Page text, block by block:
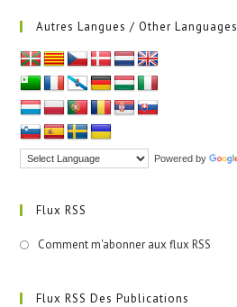
Autres Langues / Other Languages
Powered by
Flux RSS
Comment m'abonner aux flux RSS
Flux RSS Des Publications